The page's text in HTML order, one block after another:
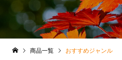
商品一覧 おすすめジャンル